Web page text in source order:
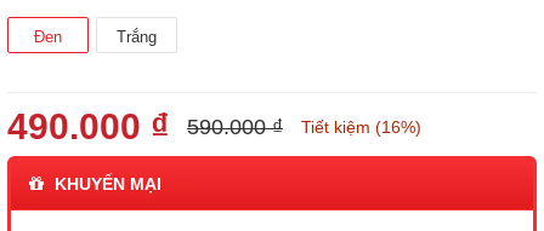
Đen Trắng
490.000 ₫ 590.000 ₫ Tiết kiệm (16%)
KHUYẾN MẠI